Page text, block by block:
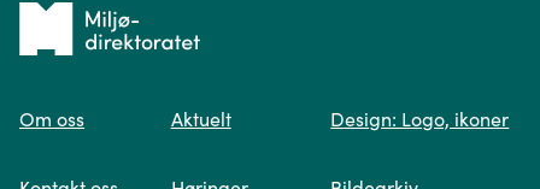
Spør oss
Tilbake
forsiden
Om oss Aktuelt Design: Logo, ikoner